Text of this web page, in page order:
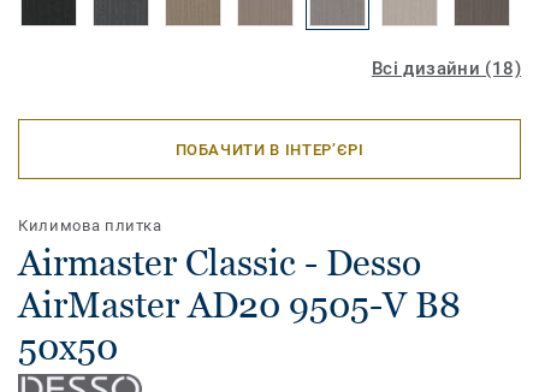
Всі дизайни (18)
ПОБАЧИТИ В ІНТЕР’ЄРІ
Килимова плитка
Airmaster Classic - Desso
AirMaster AD20 9505-V B8
50x50